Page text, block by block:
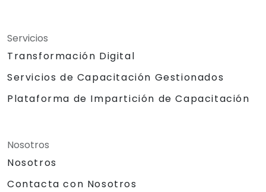
Servicios
Transformación Digital
Servicios de Capacitación Gestionados
Plataforma de Impartición de Capacitación
Nosotros
Nosotros
Contacta con Nosotros